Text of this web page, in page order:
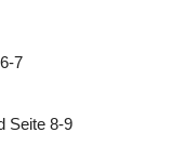
7
Seite 8-9